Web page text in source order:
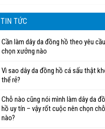
TIN TỨC
Cần làm dây da đồng hồ theo yêu
chọn xưởng nào
Vì sao dây da đồng hồ cá sấu thật
thể rẻ?
Chỗ nào cũng nói mình làm dây da
hồ uy tín – vậy rốt cuộc nên chọn chỗ
nào?